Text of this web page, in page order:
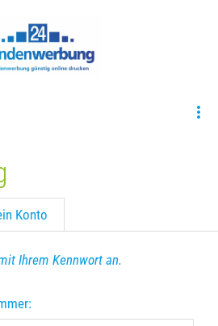
Konto
Ihrem Kennwort an.